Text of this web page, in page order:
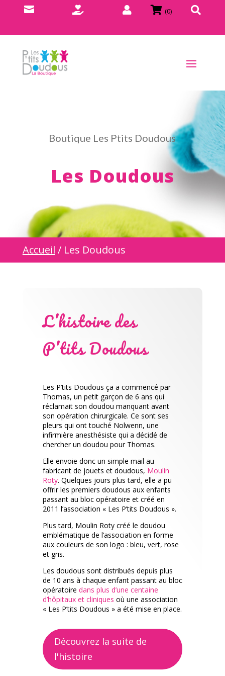
    (0) 
Boutique Les Ptits Doudous
Les Doudous
Accueil / Les Doudous
L’histoire des
P’tits Doudous
Les P’tits Doudous ça a commencé par
Thomas, un petit garçon de 6 ans qui
réclamait son doudou manquant avant
son opération chirurgicale. Ce sont ses
pleurs qui ont touché Nolwenn, une
infirmière anesthésiste qui a décidé de
chercher un doudou pour Thomas.
Elle envoie donc un simple mail au
fabricant de jouets et doudous, Moulin
Roty. Quelques jours plus tard, elle a pu
offrir les premiers doudous aux enfants
passant au bloc opératoire et créé en
2011 l’association « Les P’tits Doudous ».
Plus tard, Moulin Roty créé le doudou
emblématique de l’association en forme
aux couleurs de son logo : bleu, vert, rose
et gris.
Les doudous sont distribués depuis plus
de 10 ans à chaque enfant passant au bloc
opératoire dans plus d’une centaine
d’hôpitaux et cliniques où une association
« Les P’tits Doudous » a été mise en place.
Découvrez la suite de
l'histoire